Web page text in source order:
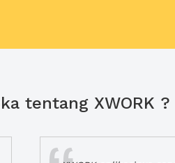
tentang XWORK ?